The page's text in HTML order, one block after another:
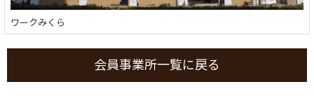
ワークみくら
会員事業所一覧に戻る